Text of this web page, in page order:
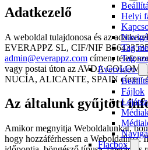
Helyi
Tag
Tag
Evervideo
Fájlok
Flacbox
Adatkezelő
A weboldal tulajdonosa és az
EVERAPPZ SL, CIF/NIF
admin@everappz.com címen,
vagy postai úton az AVDA
NUCÍA, ALICANTE, SPAIN címen
Az általunk gyűjtött
Amikor megnyitja Weboldalunkat,
hogy hozzáférhessen a Weboldalhoz: